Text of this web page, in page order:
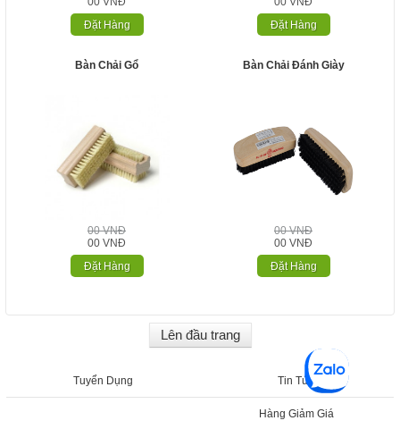
Đặt Hàng
Đặt Hàng
Bàn Chải Gổ
00 VNĐ
00 VNĐ
Đặt Hàng
Bàn Chải Đánh Giày
00 VNĐ
00 VNĐ
Đặt Hàng
Lên đầu trang
Tuyển Dụng Tin Tức
Hàng Giảm Giá